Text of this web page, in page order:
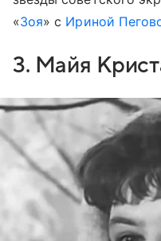
«Зоя» с Ириной
3. Майя